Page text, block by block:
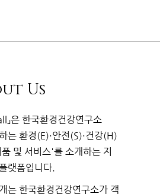
Us
」은한국환경건강연구소
는 환경(E)·안전(S)·건강(H)
및 서비스'를 소개하는 지
랫폼입니다.
는 한국환경건강연구소가 객